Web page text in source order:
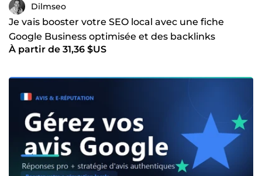
Dilmseo
Je vais booster votre SEO local avec une fiche
Google Business optimisée et des backlinks
géolocalisés
À partir de 31,36 $US